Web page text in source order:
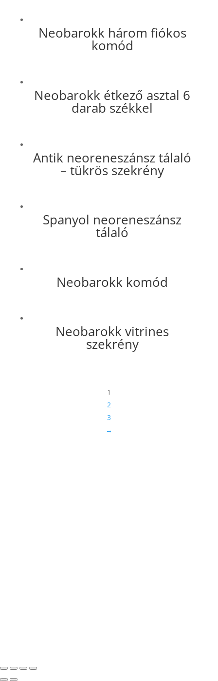
Neobarokk három fiókos
komód
Neobarokk étkező asztal 6
darab székkel
Antik neoreneszánsz tálaló
– tükrös szekrény
Spanyol neoreneszánsz
tálaló
Neobarokk komód
Neobarokk vitrines
szekrény
1
2
3
→